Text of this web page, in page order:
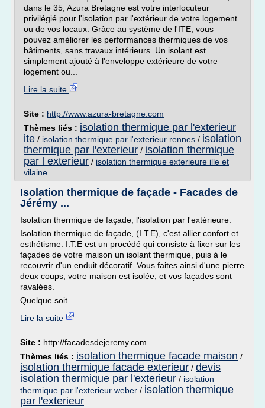
dans le 35, Azura Bretagne est votre interlocuteur
privilégié pour l'isolation par l'extérieur de votre logement
ou de vos locaux. Grâce au système de l'ITE, vous
pouvez améliorer les performances thermiques de vos
bâtiments, sans travaux intérieurs. Un isolant est
simplement ajouté à l'enveloppe extérieure de votre
logement ou...
Lire la suite
Site : http://www.azura-bretagne.com
Thèmes liés : isolation thermique par l'exterieur
ite / isolation thermique par l'exterieur rennes / isolation
thermique par l'exterieur / isolation thermique
par l exterieur / isolation thermique exterieure ille et
vilaine
Isolation thermique de façade - Facades de
Jérémy ...
Isolation thermique de façade, l'isolation par l'extérieure.
Isolation thermique de façade, (I.T.E), c'est allier confort et
esthétisme. I.T.E est un procédé qui consiste à fixer sur les
façades de votre maison un isolant thermique, puis à le
recouvrir d'un enduit décoratif. Vous faites ainsi d'une pierre
deux coups, votre maison est isolée, et vos façades sont
ravalées.
Quelque soit...
Lire la suite
Site : http://facadesdejeremy.com
Thèmes liés : isolation thermique facade maison /
isolation thermique facade exterieur / devis
isolation thermique par l'exterieur / isolation
thermique par l'exterieur weber / isolation thermique
par l'exterieur